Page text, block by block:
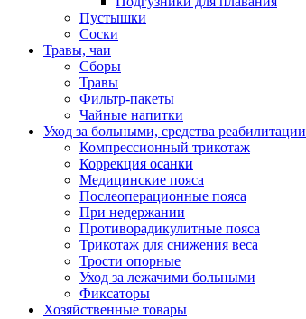
Пустышки
Соски
Травы, чаи
Сборы
Травы
Фильтр-пакеты
Чайные напитки
Уход за больными, средства реабилитации
Компрессионный трикотаж
Коррекция осанки
Медицинские пояса
Послеоперационные пояса
При недержании
Противорадикулитные пояса
Трикотаж для снижения веса
Трости опорные
Уход за лежачими больными
Фиксаторы
Хозяйственные товары